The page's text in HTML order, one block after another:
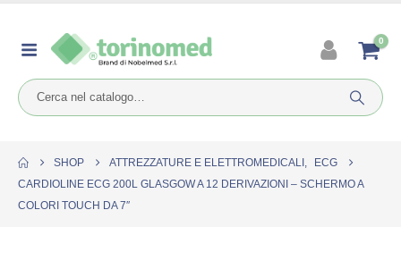
0
SHOP ATTREZZATURE E ELETTROMEDICALI ,
ECG
CARDIOLINE ECG 200L GLASGOW A 12 DERIVAZIONI – SCHERMO A
COLORI TOUCH DA 7″